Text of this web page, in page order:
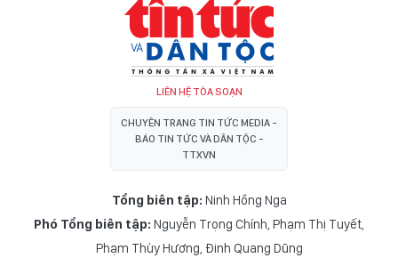
LIÊN HỆ TÒA SOẠN
CHUYÊN TRANG TIN TỨC MEDIA -
BÁO TIN TỨC VÀ DÂN TỘC -
TTXVN
Tổng biên tập: Ninh Hồng Nga
Phó Tổng biên tập: Nguyễn Trọng Chính, Phạm Thị Tuyết,
Phạm Thùy Hương, Đinh Quang Dũng